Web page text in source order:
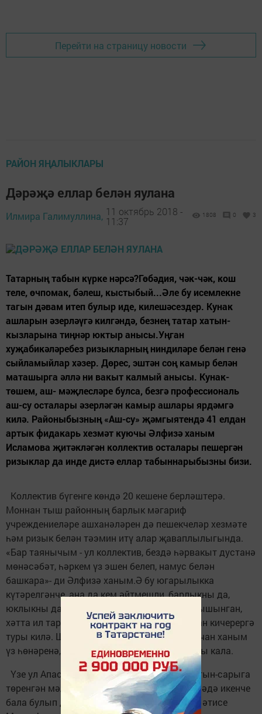
Перейти на страницу новости
РАЙОН ЯҢАЛЫКЛАРЫ
Дәрәҗә еллар белән яулана
Илмира Галимуллина, 11 октябрь 2018 -
11:37
1808 0 3
Татарның табын күрке нәрсә?Гөбәдия, чәк-чәк, кош
теле, өчпомак, бәлеш, кыстыбый...Әле бу исемлекне
тагын дәвам итеп булыр иде, килешәсездер. Кунак
ашларын әзерләүгә килгәндә, безнең татар хатын-
кызларына тиңнәр юктыр анысы.Уңган
хуҗабикәләребез ризыкларның ниндиләре белән генә
сыйламыйлар хәзер. Дөрес, эштән соң камыр белән
маташырга әллә ни вакыт калмый анысы. Кунак-
төшем, аш- мәҗлесләре булса, безгә профессиональ
аш-су осталары әзерләгән камыр ашлары ярдәмгә
килә. Районыбызның «Аш-су» җәмгыятендә 41 елдан
артык фидакарь хезмәт куючы Әлфизә ханым
Исламова җитәкләгән коллектив осталары пешергән
ризыклар да инде дистә еллар табыннарыбызны бизи.
Коллектив бүгенге көндә 20 кешене берләштерә.
Моннан тыш районның барлык мәгариф
учреждениеләре ашханәләрен дә пешекчеләр хезмәте
һәм ризык белән тәэмин итү алар җаваплылыгында.
«Бар таянычым - ул коллектив, бездә һәрвакыт дустанә
мөнәсәбәт, һәркем үз эшен белеп, намус белән
башкара»- ди Әлфизә ханым.Ә бу югарылыкка
күтәрелгәнче, аңа да кем әйтмешли, барлыкны да,
юклыкны да, хакимият үзгәргән, чорлар алышынган,
хәтта ил таркалган вакытны да үз башыннан кичерергә
туры килә. Шулай да кыю холыклы, максатчан ханым
үз һөнәренә, яраткан эшенә гомере буе тугры кала.
Үзе ул Апас районы кызы. Табигатьнең алтын-сарыга
төренгән мәлендә Колгына авылында гаиләдә икенче
бала булып дөньяга килә. Әнисе Фәхия һәм әтисе